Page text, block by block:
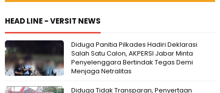
HEAD LINE - VERSIT NEWS
Diduga Panitia Pilkades Hadiri Deklarasi
Salah Satu Calon, AKPERSI Jabar Minta
Penyelenggara Bertindak Tegas Demi
Menjaga Netralitas
Diduga Tidak Transparan, Penyertaan